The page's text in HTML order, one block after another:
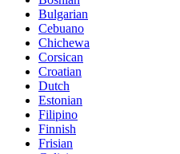
Bulgarian
Cebuano
Chichewa
Corsican
Croatian
Dutch
Estonian
Filipino
Finnish
Frisian